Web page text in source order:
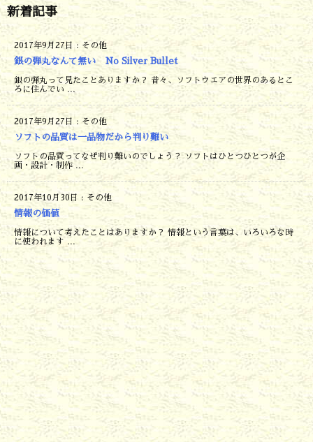
新着記事
2017年9月27日 : その他
銀の弾丸なんて無い No Silver Bullet
銀の弾丸って見たことありますか？ 昔々、ソフトウエアの世界のあるとこ
ろに住んでい ...
2017年9月27日 : その他
ソフトの品質は一品物だから判り難い
ソフトの品質ってなぜ判り難いのでしょう？ ソフトはひとつひとつが企
画・設計・制作 ...
2017年10月30日 : その他
情報の価値
情報について考えたことはありますか？ 情報という言葉は、いろいろな時
に使われます ...